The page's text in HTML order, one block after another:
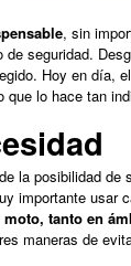
, sin
seguridad.
Hoy en día,
que lo hace tan
la posibilidad de
importante usar
tanto en
maneras de